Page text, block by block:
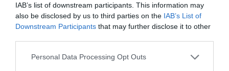
IAB’s list of downstream participants. This information may
also be disclosed by us to third parties on the IAB’s List of
Downstream Participants that may further disclose it to other
Personal Data Processing Opt Outs